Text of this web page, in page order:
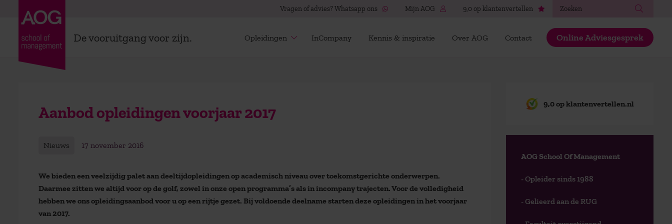
Vragen of advies? Whatsapp ons Mijn AOG 9,0 op klantenvertellen
De vooruitgang voor zijn. Opleidingen InCompany Kennis & inspiratie Over AOG Contact Online Adviesgesprek
Aanbod opleidingen voorjaar 2017
Nieuws 17 november 2016
We bieden een veelzijdig palet aan deeltijdopleidingen op academisch niveau over toekomstgerichte onderwerpen.
Daarmee zitten we altijd voor op de golf, zowel in onze open programma’s als in incompany trajecten. Voor de volledigheid
hebben we ons opleidingsaanbod voor u op een rijtje gezet. Bij voldoende deelname starten deze opleidingen in het voorjaar
van 2017.
9,0 op klantenvertellen.nl
AOG School Of Management
- Opleider sinds 1988
- Gelieerd aan de RUG